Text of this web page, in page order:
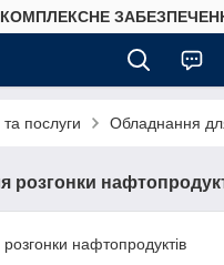
послуги Обладнання
розгонки
нафтопродуктів